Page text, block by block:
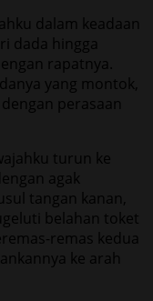
dalam keadaan
dada hingga
rapatnya.
yang montok,
perasaan
turun ke
agak
tangan kanan,
belahan toket
remas kedua
ke arah